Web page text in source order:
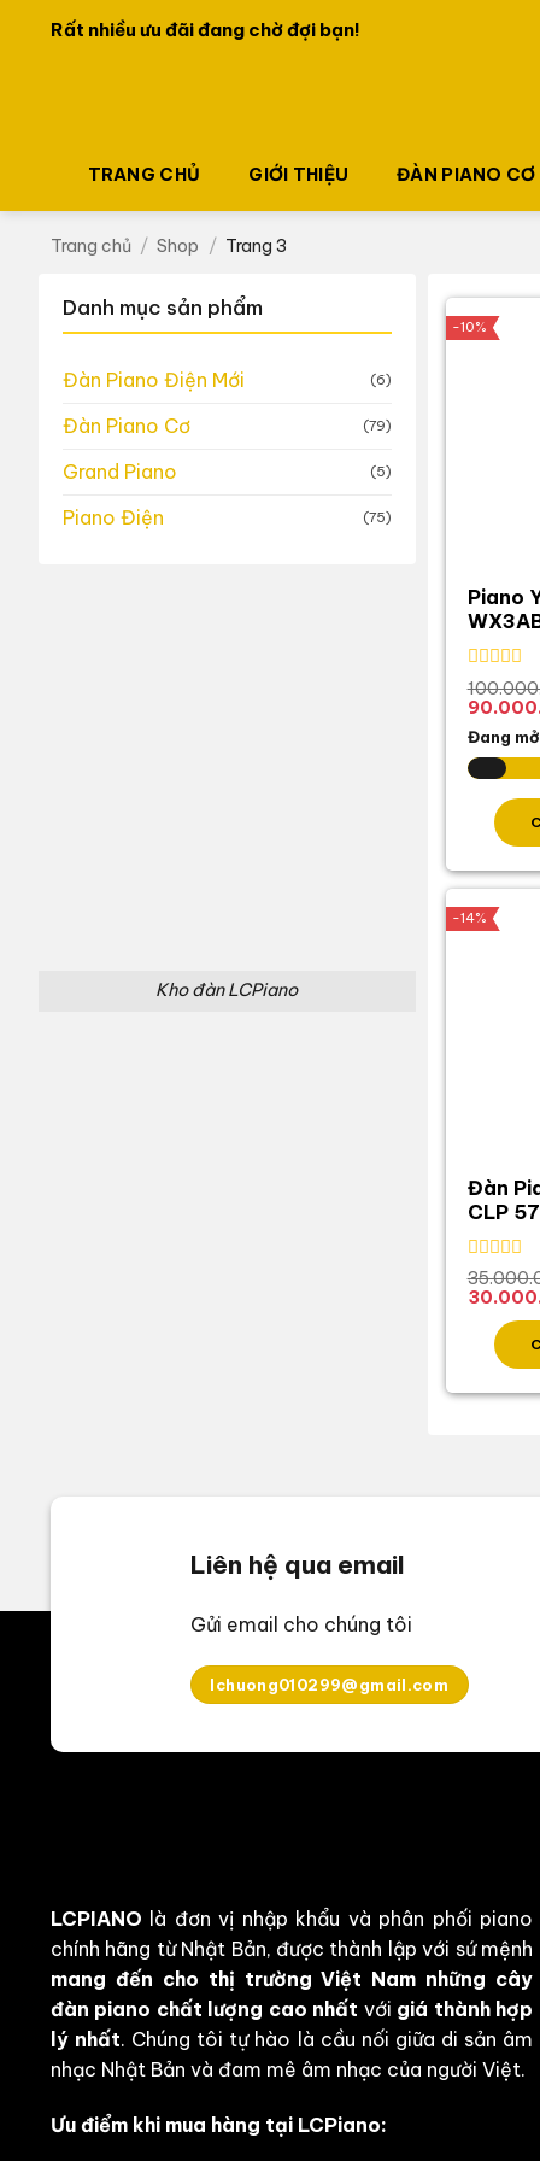
Rất nhiều ưu đãi đang chờ đợi bạn!
TRANG CHỦ GIỚI THIỆU ĐÀN PIANO CƠ
Trang chủ / Shop / Trang 3
Danh mục sản phẩm
Đàn Piano Điện Mới (6)
Đàn Piano Cơ (79)
Grand Piano (5)
Piano Điện (75)
Kho đàn LCPiano
-10%
Piano
Được
xếp
hạng
0
5
sao
Giá
là:
Đang
-14%
Đàn
CLP
Được
xếp
hạng
Giá
Liên hệ qua email
Gửi email cho chúng tôi
lchuong010299@gmail.com
LCPIANO là đơn vị nhập khẩu và phân phối piano
chính hãng từ Nhật Bản, được thành lập với sứ mệnh
mang đến cho thị trường Việt Nam những cây
đàn piano chất lượng cao nhất với giá thành hợp
lý nhất. Chúng tôi tự hào là cầu nối giữa di sản âm
nhạc Nhật Bản và đam mê âm nhạc của người Việt.
Ưu điểm khi mua hàng tại LCPiano: